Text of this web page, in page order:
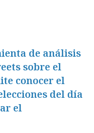
de análisis
sobre el
conocer el
del día
el